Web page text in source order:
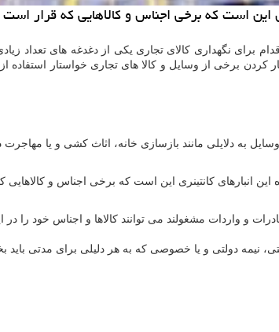
این است كه برخی اجناس و كالاهایی كه قرار
برای نگهداری کالای تجاری یکی از دغدغه های تعداد
کردن برخی از وسایل و کالا های تجاری خواستار استفاده از
به دلایلی مانند بازسازی خانه، اثاث کشی و یا مهاجرت
این انبارهای کانتینری این است که برخی اجناس و
و واردات مشغولند می توانند کالاها و اجناس خود را در
نیمه دولتی و یا خصوصی که به هر دلیلی برای مدتی باید